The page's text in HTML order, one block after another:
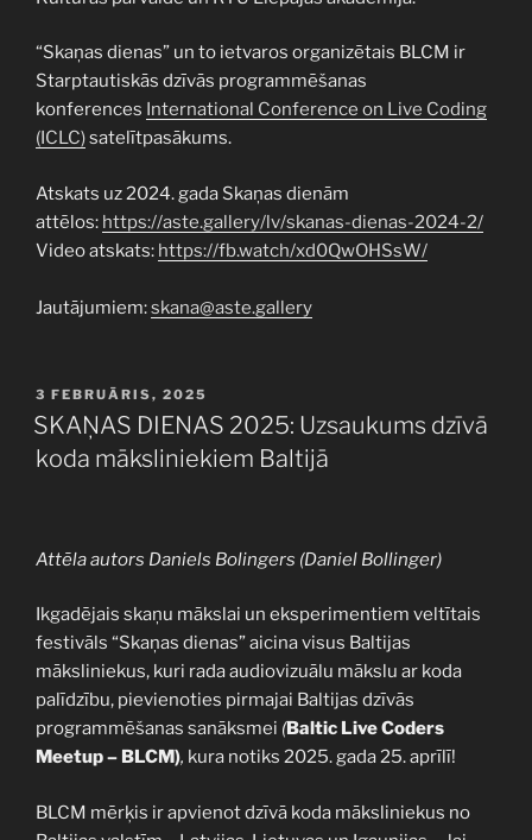
“Skaņas dienas” un to ietvaros organizētais BLCM ir
Starptautiskās dzīvās programmēšanas
konferences International Conference on Live Coding
(ICLC)satelītpasākums.
Atskats uz 2024. gada Skaņas dienām
attēlos: https://aste.gallery/lv/skanas-dienas-2024-2/
Video atskats: https://fb.watch/xd0QwOHSsW/
Jautājumiem:skana@aste.gallery
PUBLICĒTS
3 FEBRUĀRIS, 2025
SKAŅAS DIENAS 2025: Uzsaukums dzīvā
koda māksliniekiem Baltijā
Attēla autors Daniels Bolingers (Daniel Bollinger)
Ikgadējais skaņu mākslai un eksperimentiem veltītais
festivāls “Skaņas dienas” aicina visus Baltijas
māksliniekus, kuri rada audiovizuālu mākslu ar koda
palīdzību, pievienoties pirmajai Baltijas dzīvās
programmēšanas sanāksmei (Baltic Live Coders
Meetup – BLCM), kura notiks 2025. gada 25. aprīlī!
BLCM mērķis ir apvienot dzīvā koda māksliniekus no